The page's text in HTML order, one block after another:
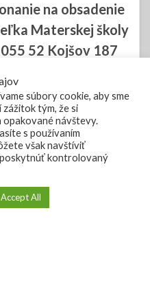
na obsadenie
Materskej školy
52 Kojšov 187
riaditeľka MŠ Kojšov
zasadnutie
súbory cookie, aby sme
tým, že si
opakované návštevy.
s používaním
však navštíviť
poskytnúť kontrolovaný
Accept All